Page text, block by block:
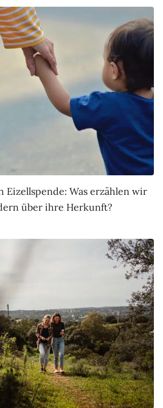
Eizellspende: Was erzählen wir
über ihre Herkunft?